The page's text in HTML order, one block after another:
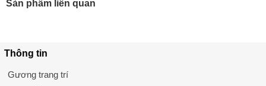
Sản phẩm liên quan
Thông tin
Gương trang trí